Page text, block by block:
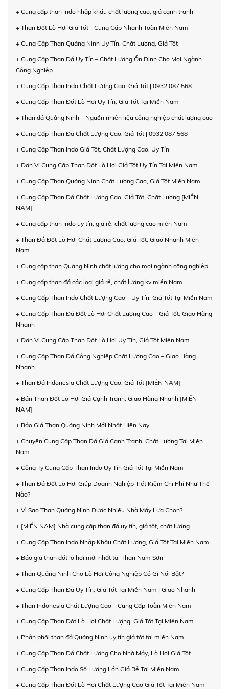
+ Cung cấp than Indo nhập khẩu chất lượng cao, giá cạnh tranh
+ Than Đốt Lò Hơi Giá Tốt - Cung Cấp Nhanh Toàn Miền Nam
+ Cung Cấp Than Quảng Ninh Uy Tín, Chất Lượng, Giá Tốt
+ Cung Cấp Than Đá Uy Tín – Chất Lượng Ổn Định Cho Mọi Ngành
Công Nghiệp
+ Cung Cấp Than Indo Chất Lượng Cao, Giá Tốt | 0932 087 568
+ Cung Cấp Than Đốt Lò Hơi Uy Tín, Giá Tốt Tại Miền Nam
+ Than đá Quảng Ninh – Nguồn nhiên liệu công nghiệp chất lượng cao
+ Cung Cấp Than Đá Chất Lượng Cao, Giá Tốt | 0932 087 568
+ Cung Cấp Than Indo Giá Tốt, Chất Lượng Cao, Uy Tín
+ Đơn Vị Cung Cấp Than Đốt Lò Hơi Giá Tốt Uy Tín Tại Miền Nam
+ Cung Cấp Than Quảng Ninh Chất Lượng Cao, Giá Tốt Miền Nam
+ Cung Cấp Than Đá Chất Lượng Cao, Giá Tốt, Chất Lượng [MIỀN
NAM]
+ Cung cấp than Indo uy tín, giá rẻ, chất lượng cao miền Nam
+ Than Đá Đốt Lò Hơi Chất Lượng Cao, Giá Tốt, Giao Nhanh Miền
Nam
+ Cung cấp than Quảng Ninh chất lượng cho mọi ngành công nghiệp
+ Cung cấp than đá các loại giá rẻ, chất lượng kv miền Nam
+ Cung Cấp Than Indo Chất Lượng Cao – Uy Tín, Giá Tốt Tại Miền Nam
+ Cung Cấp Than Đá Đốt Lò Hơi Chất Lượng Cao – Giá Tốt, Giao Hàng
Nhanh
+ Đơn Vị Cung Cấp Than Đốt Lò Hơi Uy Tín, Giá Tốt Miền Nam
+ Cung Cấp Than Đá Công Nghiệp Chất Lượng Cao – Giao Hàng
Nhanh
+ Than Đá Indonesia Chất Lượng Cao, Giá Tốt [MIỀN NAM]
+ Bán Than Đốt Lò Hơi Giá Cạnh Tranh, Giao Hàng Nhanh [MIỀN
NAM]
+ Báo Giá Than Quảng Ninh Mới Nhất Hiện Nay
+ Chuyên Cung Cấp Than Đá Giá Cạnh Tranh, Chất Lượng Tại Miền
Nam
+ Công Ty Cung Cấp Than Indo Uy Tín Giá Tốt Tại Miền Nam
+ Than Đá Đốt Lò Hơi Giúp Doanh Nghiệp Tiết Kiệm Chi Phí Như Thế
Nào?
+ Vì Sao Than Quảng Ninh Được Nhiều Nhà Máy Lựa Chọn?
+ [MIỀN NAM] Nhà cung cấp than đá uy tín, giá tốt, chất lượng
+ Cung Cấp Than Indo Nhập Khẩu Chất Lượng, Giá Tốt Tại Miền Nam
+ Báo giá than đốt lò hơi mới nhất tại Than Nam Sơn
+ Than Quảng Ninh Cho Lò Hơi Công Nghiệp Có Gì Nổi Bật?
+ Cung Cấp Than Đá Uy Tín, Giá Tốt Tại Miền Nam | Giao Nhanh
+ Than Indonesia Chất Lượng Cao – Cung Cấp Toàn Miền Nam
+ Cung Cấp Than Đốt Lò Hơi Chất Lượng, Giá Tốt Tại Miền Nam
+ Phân phối than đá Quảng Ninh uy tín giá tốt tại miền Nam
+ Cung Cấp Than Đá Chất Lượng Cho Nhà Máy, Lò Hơi Giá Tốt
+ Cung Cấp Than Indo Số Lượng Lớn Giá Rẻ Tại Miền Nam
+ Cung Cấp Than Đốt Lò Hơi Chất Lượng Cao Giá Tốt Tại Miền Nam